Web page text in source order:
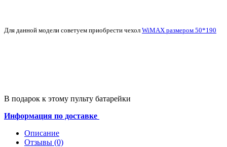
Для данной модели советуем приобрести чехол WiMAX размером 50*190
В подарок к этому пульту батарейки
Информация по доставке
Описание
Отзывы (0)